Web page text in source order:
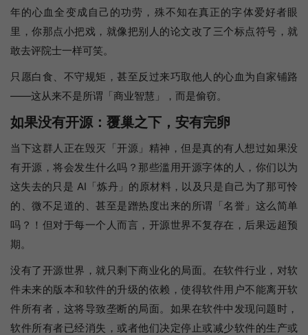
年的心血全变成自己的功劳，殊不知在真正的字体爱好者眼
里，你那点小把戏，就像把别人的论文改了三个标点符号，就
敢去评院士一样可笑。
只愿白食、不守规矩，甚至反过来巧取他人的心血为自家铺路
——这从来不是所谓「商业智慧」，而是‌偷窃‌。
如果没有开源：覆巢之下，安有完卵
当下这群人正在毁灭「开源」精神，但是真的有人想过如果没
有开源，将会发生什么吗？那些滥用开源字体的人，你们以为
这失去的只是 AI「炼丹」的原材料，以及只是自己为了那可怜
的、微不足道的、甚至是蹭热度出来的所谓「名誉」这么简单
吗？！但对于每一个人而言，开源世界不复存在，后果远超预
期。
没有了开源世界，就只剩下商业化的局面。在软件行业，对软
件未来的版本和软件的升级的依赖，使得软件用户不能离开软
件所有者，这将导致垄断的局面。如果在软件中发现问题时，
软件所有者已经消失，或者他们决定停止或减少软件的生产或